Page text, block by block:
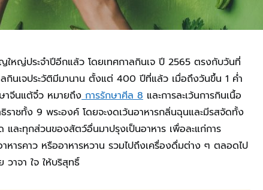
ใหญ่ประจำปีอีกแล้ว โดยเทศกาลกินเจ ปี 2565 ตรงกับวันที่
กินเจประวัติมีมานาน ตั้งแต่ 400 ปีที่แล้ว เมื่อถึงวันขึ้น 1 ค่ำ
าจีนแต้จิ๋ว หมายถึงการรักษาศีล 8 และการละเว้นการกินเนื้อ
ราชทั้ง 9 พระองค์ โดยจะงดเว้นอาหารกลิ่นฉุนและมีรสจัดทั้ง
ละทุกส่วนของสัตว์อื่นมาปรุงเป็นอาหาร เพื่อละแก่การ
าหารคาว หรืออาหารหวาน รวมไปถึงเครื่องดื่มต่าง ๆ ตลอดไป
วาจา ใจ ให้บริสุทธิ์